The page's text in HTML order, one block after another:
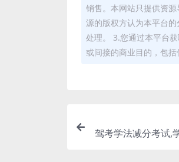
销售。本网站只提供资
源的版权方认为本平台
处理。 3.您通过本平台
或间接的商业目的，包括
驾考学法减分考试,